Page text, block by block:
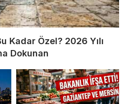
Kadar Özel? 2026 Yılı
Dokunan